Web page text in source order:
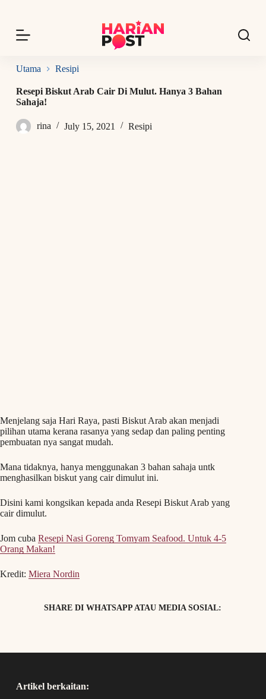
p
o
o
n
n
Utama Resipi
Resepi Biskut Arab Cair Di Mulut. Hanya 3 Bahan
Sahaja!
rina July 15, 2021 Resipi
Menjelang saja Hari Raya, pasti Biskut Arab akan menjadi
pilihan utama kerana rasanya yang sedap dan paling penting
pembuatan nya sangat mudah.
Mana tidaknya, hanya menggunakan 3 bahan sahaja untk
menghasilkan biskut yang cair dimulut ini.
Disini kami kongsikan kepada anda Resepi Biskut Arab yang
cair dimulut.
Jom cuba Resepi Nasi Goreng Tomyam Seafood. Untuk 4-5
Orang Makan!
Kredit: Miera Nordin
SHARE DI WHATSAPP ATAU MEDIA SOSIAL:
Artikel berkaitan: